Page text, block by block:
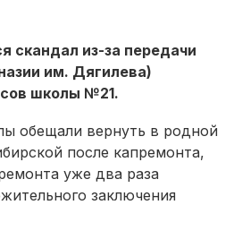
скандал из-за передачи
им. Дягилева)
школы №21.
обещали вернуть в родной
после капремонта,
уже два раза
заключения